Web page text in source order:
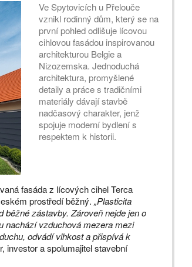
Ve Spytovicích u Přelouče
vznikl rodinný dům, který se na
první pohled odlišuje lícovou
cihlovou fasádou inspirovanou
architekturou Belgie a
Nizozemska. Jednoduchá
architektura, promyšlené
detaily a práce s tradičními
materiály dávají stavbě
nadčasový charakter, jenž
spojuje moderní bydlení s
respektem k historii.
fasáda z lícových cihel Terca
prostředí běžný. „Plasticita
zástavby. Zároveň nejde jen o
nachází vzduchová mezera mezi
odvádí vlhkost a přispívá k
investor a spolumajitel stavební